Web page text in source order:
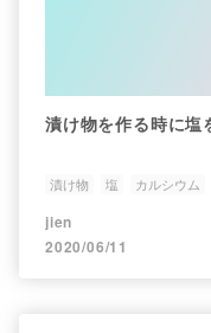
漬け物を作る時に塩
漬け物 塩 カルシウム
jien
2020/06/11